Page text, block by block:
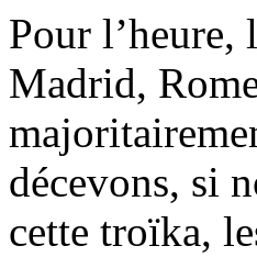
Pour l’heure,
Madrid,
décevons, si
cette troïka,